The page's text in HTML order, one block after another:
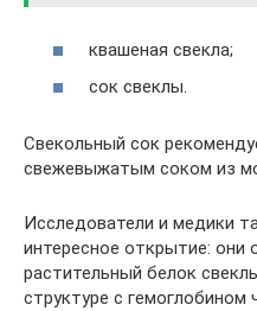
квашеная свекла;
сок свеклы.
Свекольный сок
свежевыжатым соком из
Исследователи и медики
интересное открытие: они
растительный белок
структуре с гемоглобином